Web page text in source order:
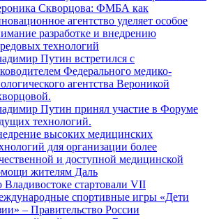
Скворцова: ФМБА как
агентство уделяет особое
разработке и внедрению
технологий
Путин встретился с
Федерального медико-
агентства Вероникой
Путин принял участие в Форуме
технологий.
высоких медицинских
для организации более
и доступной медицинской
жителям Даль
Владивостоке стартовали VII
спортивные игры «Дети
– Правительство России